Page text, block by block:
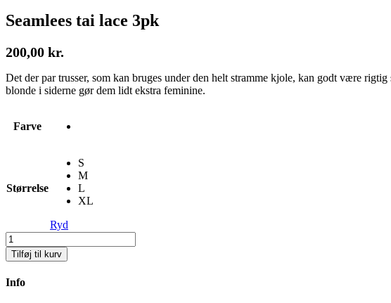
Seamlees tai lace 3pk
200,00 kr.
Det der par trusser, som kan bruges under den helt stramme kjole, kan godt være
blonde i siderne gør dem lidt ekstra feminine.
Farve
Størrelse
S
M
L
XL
Ryd
Seamlees
tai
lace
Antal
Tilføj til kurv
Info